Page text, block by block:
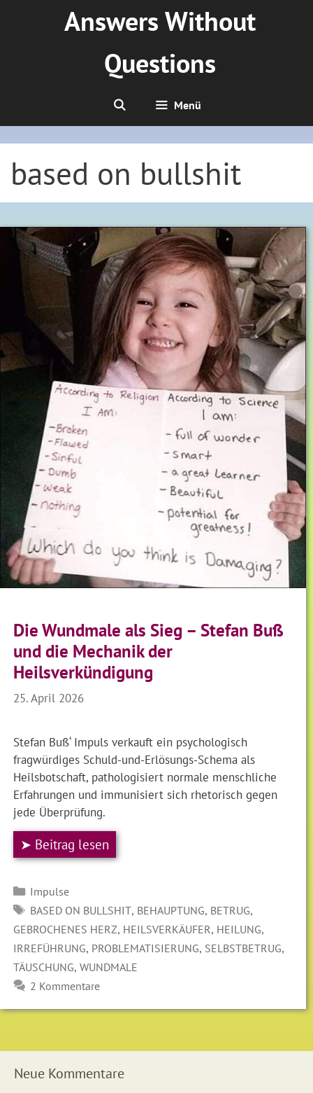
Answers Without
Questions
Menü
based on bullshit
Die Wundmale als Sieg – Stefan Buß
und die Mechanik der
Heilsverkündigung
25. April 2026
Stefan Buß‘ Impuls verkauft ein psychologisch
fragwürdiges Schuld-und-Erlösungs-Schema als
Heilsbotschaft, pathologisiert normale menschliche
Erfahrungen und immunisiert sich rhetorisch gegen
jede Überprüfung.
➤ Beitrag lesen
Kategorien
Impulse
SCHLAGWÖRTER
BASED ON BULLSHIT, BEHAUPTUNG, BETRUG,
GEBROCHENES HERZ, HEILSVERKÄUFER, HEILUNG,
IRREFÜHRUNG, PROBLEMATISIERUNG, SELBSTBETRUG,
TÄUSCHUNG,WUNDMALE
2 Kommentare
Neue Kommentare